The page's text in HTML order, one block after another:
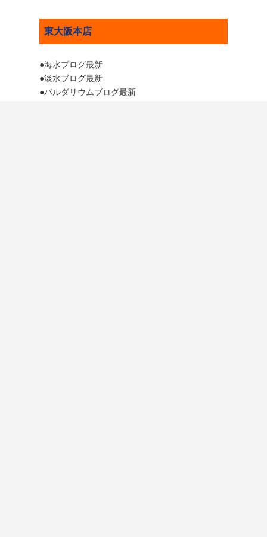
東大阪本店
●海水ブログ最新
●淡水ブログ最新
●パルダリウムブログ最新